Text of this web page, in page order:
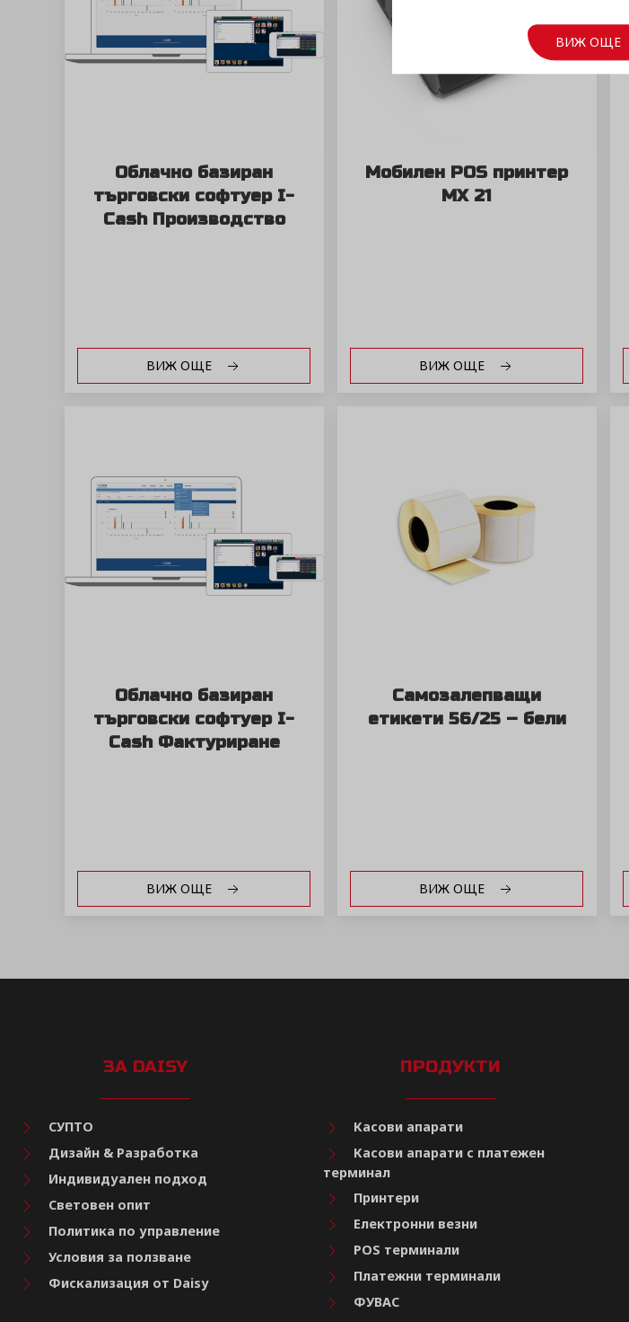
Облачно базиран
търговски софтуер I-
Cash Производство
ВИЖ ОЩЕ
Мобилен POS принтер
MX 21
ВИЖ ОЩЕ
Облачно базиран
търговски софтуер I-
Cash Фактуриране
ВИЖ ОЩЕ
Самозалепващи
етикети 56/25 – бели
ВИЖ ОЩЕ
ЗА DAISY
СУПТО
Дизайн & Разработка
Индивидуален подход
Световен опит
Политика по управление
Условия за ползване
Фискализация от Daisy
ПРОДУКТИ
Касови апарати
Касови апарати с платежен
терминал
Принтери
Електронни везни
POS терминали
Платежни терминали
ФУВАС
ВИЖ ОЩЕ